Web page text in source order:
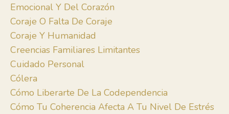
Emocional Y Del Corazón
Coraje O Falta De Coraje
Coraje Y Humanidad
Creencias Familiares Limitantes
Cuidado Personal
Cólera
Cómo Liberarte De La Codependencia
Cómo Tu Coherencia Afecta A Tu Nivel De Estrés